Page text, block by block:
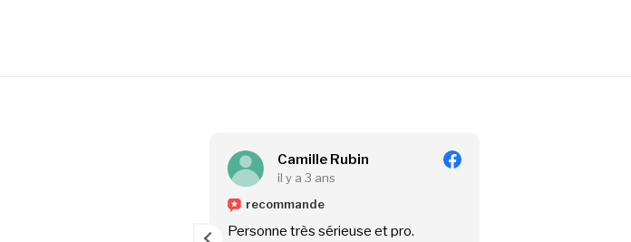
Camille Rubin
il y a 3 ans
recommande
Personne très sérieuse et pro.